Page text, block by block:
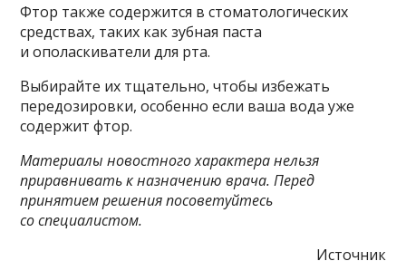
Фтор также содержится в стоматологических
средствах, таких как зубная паста
и ополаскиватели для рта.
Выбирайте их тщательно, чтобы избежать
передозировки, особенно если ваша вода уже
содержит фтор.
Материалы новостного характера нельзя
приравнивать к назначению врача. Перед
принятием решения посоветуйтесь
со специалистом.
Источник